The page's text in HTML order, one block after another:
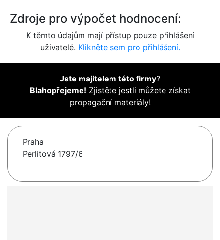
Zdroje pro výpočet hodnocení:
K těmto údajům mají přístup pouze přihlášení
uživatelé. Klikněte sem pro přihlášení.
Jste majitelem této firmy?
Blahopřejeme! Zjistěte jestli můžete získat
propagační materiály!
Praha
Perlitová 1797/6